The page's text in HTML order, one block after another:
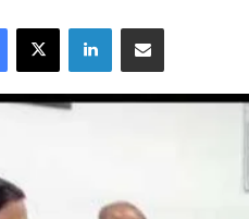
Facebook
X LinkedInShare via Email